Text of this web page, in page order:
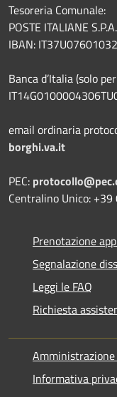
Tesoreria Comunale:
POSTE ITALIANE S.P.A.
IBAN:
Banca d’Italia (solo
email ordinaria
borghi.va.it
PEC:
Centralino Unico:
Prenotazione
Segnalazione
Leggi le FAQ
Richiesta
Informativa